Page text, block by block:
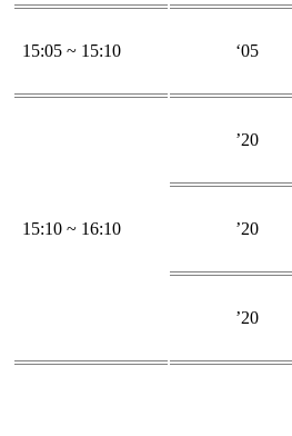
15:05 ~ 15:10 ‘05
15:10 ~ 16:10
’20
’20
’20